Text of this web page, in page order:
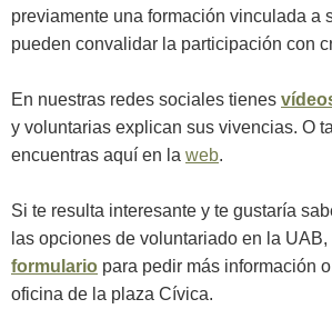
previamente una formación vinculada a
pueden convalidar la participación con
En nuestras redes sociales tienes
y voluntarias explican sus vivencias. O
encuentras aquí en la web.
Si te resulta interesante y te gustaría
las opciones de voluntariado en la
formulario para pedir más información
oficina de la plaza Cívica.